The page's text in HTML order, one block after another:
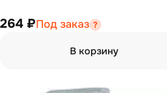
264 ₽Под заказ
В корзину